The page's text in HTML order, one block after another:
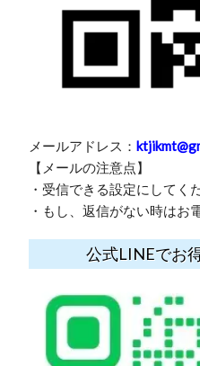
メールアドレス：
【メールの注意点】
・受信できる設定にしてく
・もし、返信がない時はお
公式LINEでお